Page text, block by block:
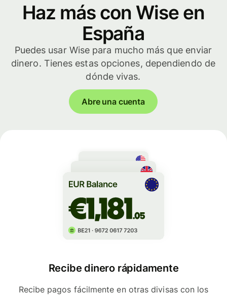
Haz más con Wise en
España
Puedes usar Wise para mucho más que enviar
dinero. Tienes estas opciones, dependiendo de
dónde vivas.
Abre una cuenta
Recibe dinero rápidamente
Recibe pagos fácilmente en otras divisas con los